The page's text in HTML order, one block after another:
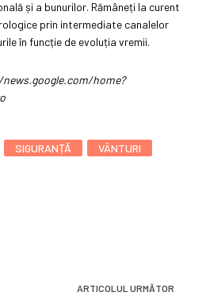
și a bunurilor. Rămâneți la curent
prin intermediate canalelor
în funcție de evoluția vremii.
home?
SIGURANȚĂ VÂNTURI
ARTICOLUL URMĂTOR